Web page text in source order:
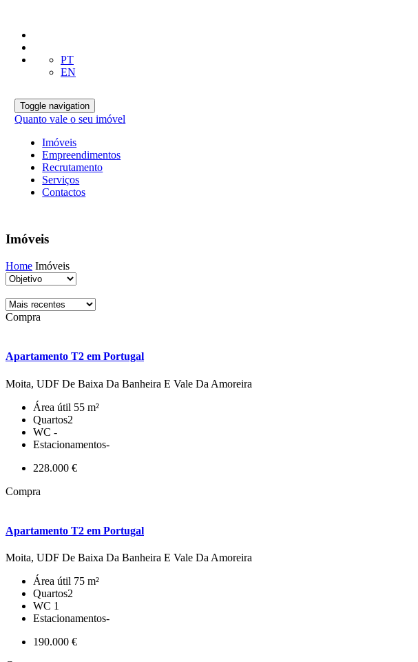
PT
EN
Toggle navigation
Quanto vale o seu imóvel
Imóveis
Empreendimentos
Recrutamento
Serviços
Contactos
Imóveis
Home Imóveis
Compra
Apartamento T2 em Portugal
Moita, UDF De Baixa Da Banheira E Vale Da Amoreira
Área útil 55 m²
Quartos2
WC -
Estacionamentos-
228.000 €
Compra
Apartamento T2 em Portugal
Moita, UDF De Baixa Da Banheira E Vale Da Amoreira
Área útil 75 m²
Quartos2
WC 1
Estacionamentos-
190.000 €